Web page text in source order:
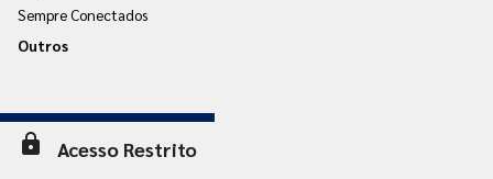
Sempre Conectados
Outros
lock Acesso Restrito